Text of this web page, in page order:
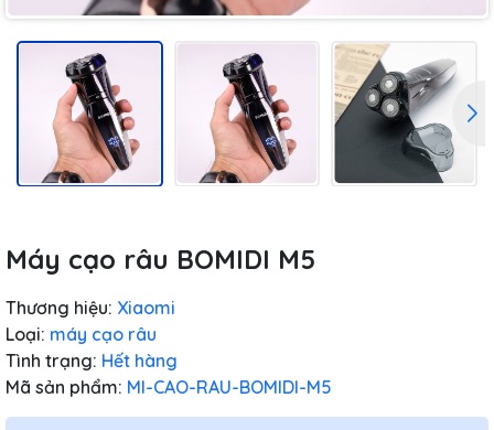
Máy cạo râu BOMIDI M5
Thương hiệu: Xiaomi
Loại: máy cạo râu
Tình trạng: Hết hàng
Mã sản phẩm: MI-CAO-RAU-BOMIDI-M5